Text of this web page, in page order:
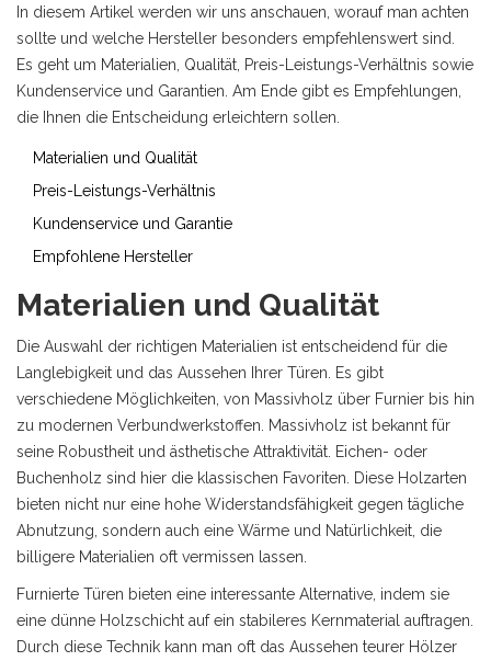
In diesem Artikel werden wir uns anschauen, worauf man achten
sollte und welche Hersteller besonders empfehlenswert sind.
Es geht um Materialien, Qualität, Preis-Leistungs-Verhältnis sowie
Kundenservice und Garantien. Am Ende gibt es Empfehlungen,
die Ihnen die Entscheidung erleichtern sollen.
Materialien und Qualität
Preis-Leistungs-Verhältnis
Kundenservice und Garantie
Empfohlene Hersteller
Materialien und Qualität
Die Auswahl der richtigen Materialien ist entscheidend für die
Langlebigkeit und das Aussehen Ihrer Türen. Es gibt
verschiedene Möglichkeiten, von Massivholz über Furnier bis hin
zu modernen Verbundwerkstoffen. Massivholz ist bekannt für
seine Robustheit und ästhetische Attraktivität. Eichen- oder
Buchenholz sind hier die klassischen Favoriten. Diese Holzarten
bieten nicht nur eine hohe Widerstandsfähigkeit gegen tägliche
Abnutzung, sondern auch eine Wärme und Natürlichkeit, die
billigere Materialien oft vermissen lassen.
Furnierte Türen bieten eine interessante Alternative, indem sie
eine dünne Holzschicht auf ein stabileres Kernmaterial auftragen.
Durch diese Technik kann man oft das Aussehen teurer Hölzer